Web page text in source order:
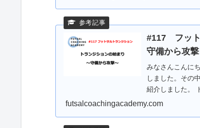
#117 フッ
守備から攻撃
みなさんこんに
しました。その
紹介しました。
アクション） 前
futsalcoachingacademy.com